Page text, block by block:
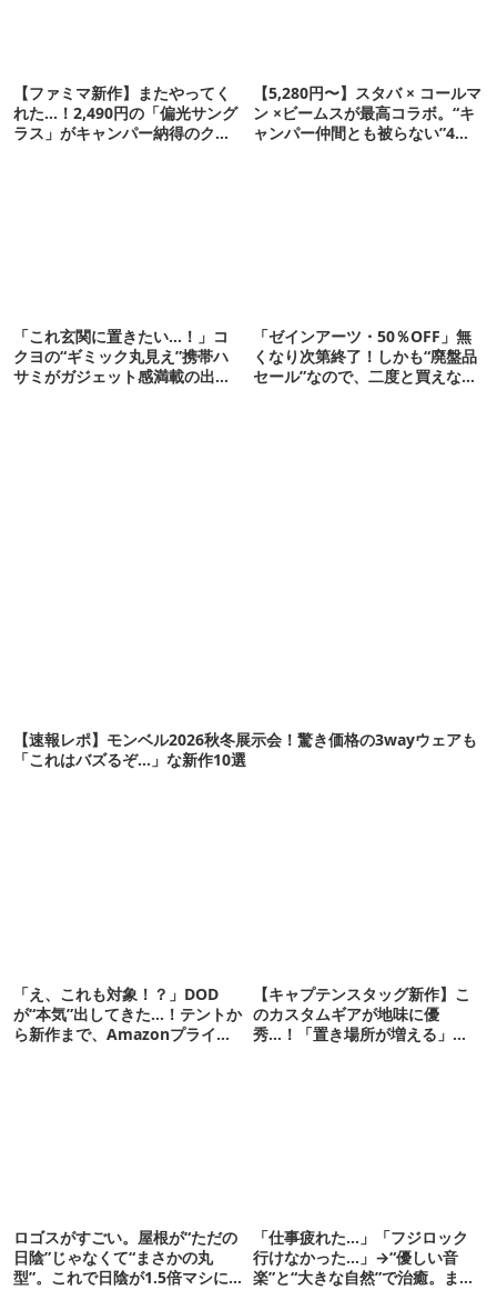
【ファミマ新作】またやってく
れた…！2,490円の「偏光サング
ラス」がキャンパー納得のクオ
【5,280円〜】スタバ × コールマ
ン ×ビームスが最高コラボ。“キ
ャンパー仲間とも被らない”4ア
「これ玄関に置きたい…！」コ
クヨの“ギミック丸見え”携帯ハ
サミがガジェット感満載の出来
「ゼインアーツ・50％OFF」無
くなり次第終了！しかも“廃盤品
セール”なので、二度と買えない
【速報レポ】モンベル2026秋冬展示会！驚き価格の3wayウェアも
「これはバズるぞ…」な新作10選
「え、これも対象！？」DOD
が“本気”出してきた…！テントか
ら新作まで、Amazonプライム
【キャプテンスタッグ新作】こ
のカスタムギアが地味に優
秀…！「置き場所が増える」
ロゴスがすごい。屋根が“ただの
日陰”じゃなくて“まさかの丸
型”。これで日陰が1.5倍マシに
「仕事疲れた…」「フジロック
行けなかった…」→“優しい音
楽”と“大きな自然”で治癒。まだ